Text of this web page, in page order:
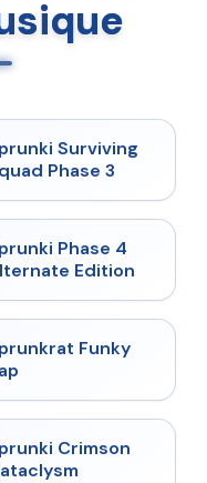
★ 4.7
Surviving
Phase 3
★
Phase 4
Edition
★ 4.7
Funky
★ 4.7
Crimson